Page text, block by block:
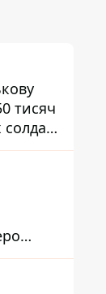
тисяч
солдат
–